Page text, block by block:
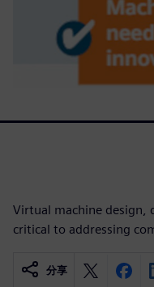
Virtual machine design,
critical to addressing
分享